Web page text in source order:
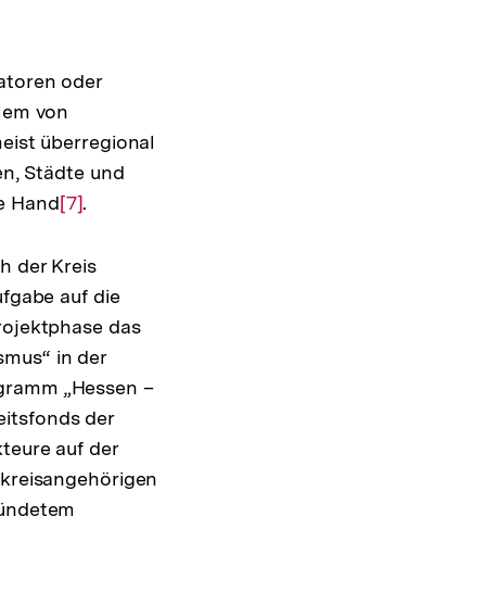
oder
von
überregional
Städte und
HandZur
der
Fußnote
[7].
der Kreis
auf die
das
in der
„Hessen –
der
auf der